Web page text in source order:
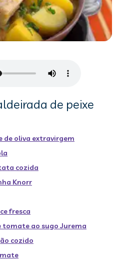
de peixe
de oliva extravirgem
cozida
Knorr
fresca
tomate ao sugo Jurema
cozido